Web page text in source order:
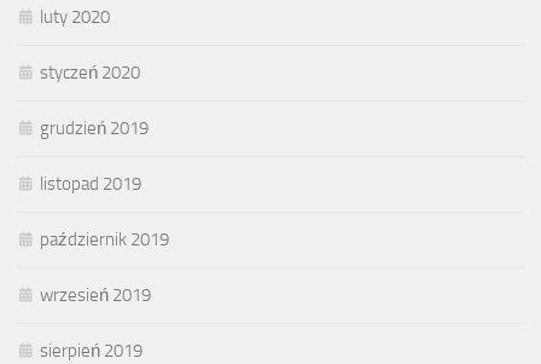
luty 2020
styczeń 2020
grudzień 2019
listopad 2019
październik 2019
wrzesień 2019
sierpień 2019